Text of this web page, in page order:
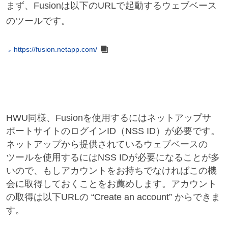
まず、Fusionは以下のURLで起動するウェブベース
のツールです。
https://fusion.netapp.com/
HWU同様、Fusionを使用するにはネットアップサ
ポートサイトのログインID（NSS ID）が必要です。
ネットアップから提供されているウェブベースの
ツールを使用するにはNSS IDが必要になることが多
いので、もしアカウントをお持ちでなければこの機
会に取得しておくことをお薦めします。アカウント
の取得は以下URLの “Create an account” からできま
す。